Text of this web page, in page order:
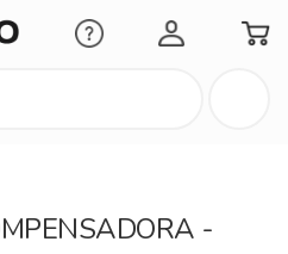
Minha Conta
-